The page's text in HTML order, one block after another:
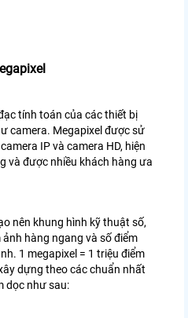
tính toán của các thiết bị
camera. Megapixel được sử
IP và camera HD, hiện
và được nhiều khách hàng ưa
nên khung hình kỹ thuật số,
hàng ngang và số điểm
1 megapixel = 1 triệu điểm
dựng theo các chuẩn nhất
dọc như sau: